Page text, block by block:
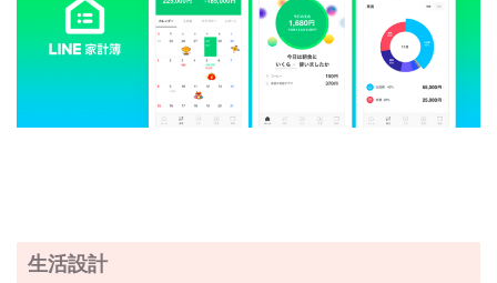
生活設計